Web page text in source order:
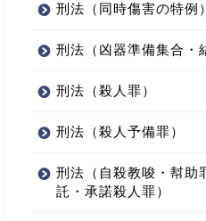
刑法（同時傷害の特例）
刑法（凶器準備集合・
刑法（殺人罪）
刑法（殺人予備罪）
刑法（自殺教唆・幇助
託・承諾殺人罪）